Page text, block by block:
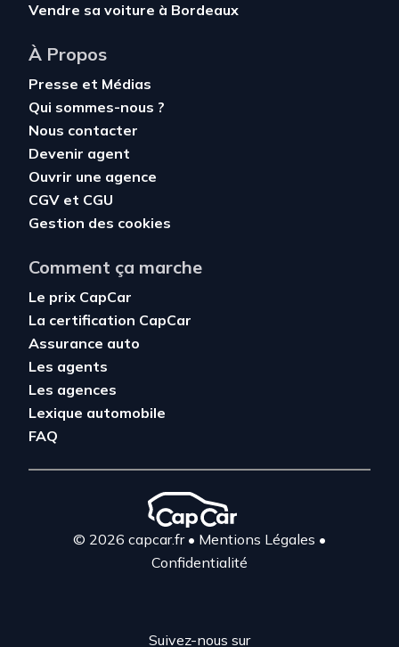
Vendre sa voiture à Bordeaux
À Propos
Presse et Médias
Qui sommes-nous ?
Nous contacter
Devenir agent
Ouvrir une agence
CGV et CGU
Gestion des cookies
Comment ça marche
Le prix CapCar
La certification CapCar
Assurance auto
Les agents
Les agences
Lexique automobile
FAQ
© 2026 capcar.fr• Mentions Légales •
Confidentialité
Suivez-nous sur